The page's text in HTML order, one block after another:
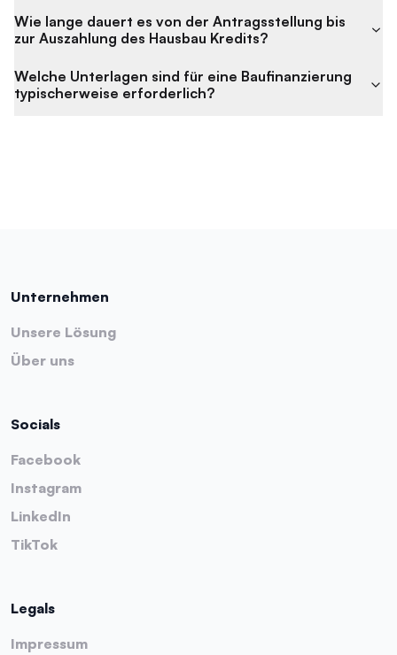
Wie lange dauert es von der Antragsstellung bis
zur Auszahlung des Hausbau Kredits?
Welche Unterlagen sind für eine Baufinanzierung
typischerweise erforderlich?
Unternehmen
Unsere Lösung
Über uns
Socials
Facebook
Instagram
LinkedIn
TikTok
Legals
Impressum